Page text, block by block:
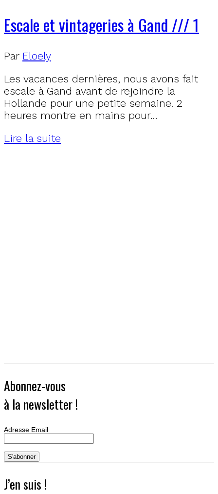
Escale et vintageries à Gand /// 1
Par Eloely
Les vacances dernières, nous avons fait
escale à Gand avant de rejoindre la
Hollande pour une petite semaine. 2
heures montre en mains pour…
Lire la suite
Abonnez-vous
à la newsletter !
Adresse Email
J’en suis !